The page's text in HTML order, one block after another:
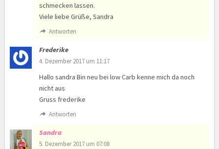
schmecken lassen.
Viele liebe Grüße, Sandra
Antworten
Frederike
4. Dezember 2017 um 11:17
Hallo sandra Bin neu bei low Carb kenne mich da noch
nicht aus
Gruss frederike
Antworten
Sandra
5. Dezember 2017 um 07:08